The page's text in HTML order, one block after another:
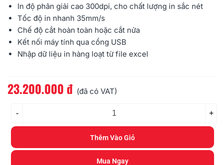
In độ phân giải cao 300dpi, cho chất lượng in sắc nét
Tốc độ in nhanh 35mm/s
Chế độ cắt hoàn toàn hoặc cắt nửa
Kết nối máy tính qua cổng USB
Nhập dữ liệu in hàng loạt từ file excel
Đọc thêm
23.200.000 đ (đã có VAT)
- +
Thêm Vào Giỏ
Mua Ngay